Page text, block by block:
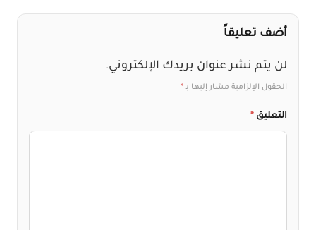
أضف تعليقاً
لن يتم نشر عنوان بريدك الإلكتروني.
الحقول الإلزامية مشار إليها بـ*
التعليق *